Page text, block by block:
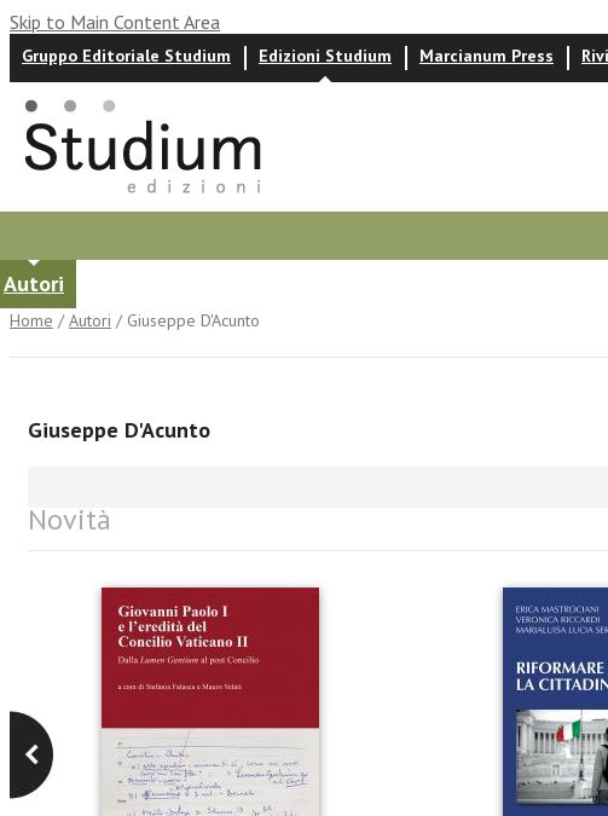
Skip to Main Content Area
Gruppo Editoriale Studium Edizioni Studium Marcianum Press
Autori
Home /Autori / Giuseppe D'Acunto
Giuseppe D'Acunto
Novità